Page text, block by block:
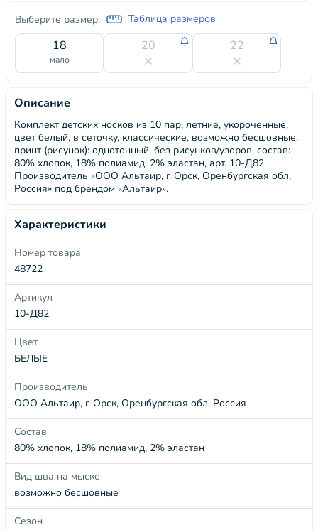
Выберите размер: Таблица размеров
18
мало
20 22
Описание
Комплект детских носков из 10 пар, летние, укороченные,
цвет белый, в сеточку, классические, возможно бесшовные,
принт (рисунок): однотонный, без рисунков/узоров, состав:
80% хлопок, 18% полиамид, 2% эластан, арт. 10-Д82.
Производитель «ООО Альтаир, г. Орск, Оренбургская обл,
Россия» под брендом «Альтаир».
Характеристики
Номер товара
48722
Артикул
10-Д82
Цвет
БЕЛЫЕ
Производитель
ООО Альтаир, г. Орск, Оренбургская обл, Россия
Состав
80% хлопок, 18% полиамид, 2% эластан
Вид шва на мыске
возможно бесшовные
Сезон